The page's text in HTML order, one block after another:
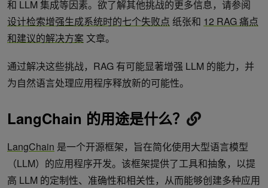
和 LLM 集成等因素。欲了解其他挑战的更多信息，请参阅
设计检索增强生成系统时的七个失败点 纸张和 12 RAG 痛点
和建议的解决方案 文章。
通过解决这些挑战，RAG 有可能显著增强 LLM 的能力，并
为自然语言处理应用程序释放新的可能性。
LangChain 的用途是什么？
LangChain 是一个开源框架，旨在简化使用大型语言模型
（LLM）的应用程序开发。该框架提供了工具和抽象，以提
高 LLM 的定制性、准确性和相关性，从而能够创建多种应用